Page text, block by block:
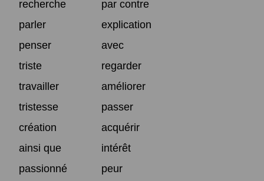
recherche
par contre
parler
explication
penser
avec
triste
regarder
travailler
améliorer
tristesse
passer
création
acquérir
ainsi que
intérêt
passionné
peur